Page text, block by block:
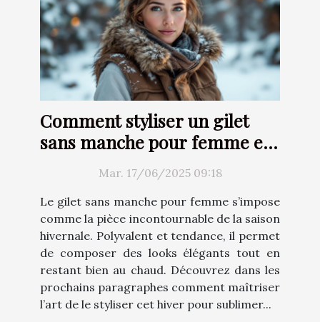
Comment styliser un gilet
sans manche pour femme en
Mar. 17/06/2025 09:18
Le gilet sans manche pour femme s’impose
comme la pièce incontournable de la saison
hivernale. Polyvalent et tendance, il permet
de composer des looks élégants tout en
restant bien au chaud. Découvrez dans les
prochains paragraphes comment maîtriser
l’art de le styliser cet hiver pour sublimer...